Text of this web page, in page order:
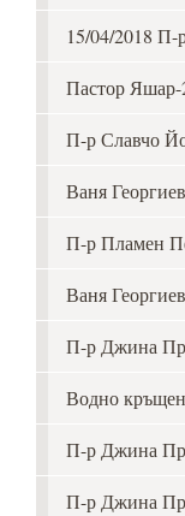
15/04/2018
Пастор Яшар-
П-р Славчо
Ваня
П-р Пламен
Ваня
П-р Джина
Водно
П-р Джина
П-р Джина